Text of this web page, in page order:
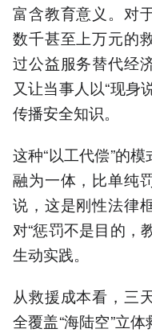
富含教育意义。对
数千甚至上万元的
过公益服务替代经
又让当事人以“现身
传播安全知识。
这种“以工代偿”的
融为一体，比单纯
说，这是刚性法律
对“惩罚不是目的，
生动实践。
从救援成本看，三
全覆盖“海陆空”立